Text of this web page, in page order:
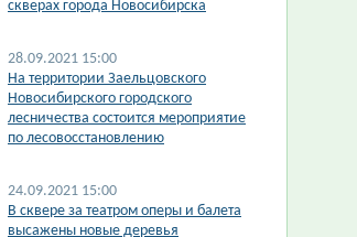
скверах города Новосибирска
28.09.2021 15:00
На территории Заельцовского
Новосибирского городского
лесничества состоится мероприятие
по лесовосстановлению
24.09.2021 15:00
В сквере за театром оперы и балета
высажены новые деревья